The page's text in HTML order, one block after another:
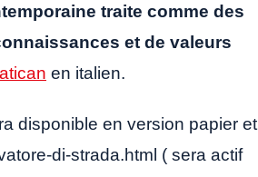
traite comme des
et de valeurs
en italien.
disponible en version papier et
di-strada.html ( sera actif